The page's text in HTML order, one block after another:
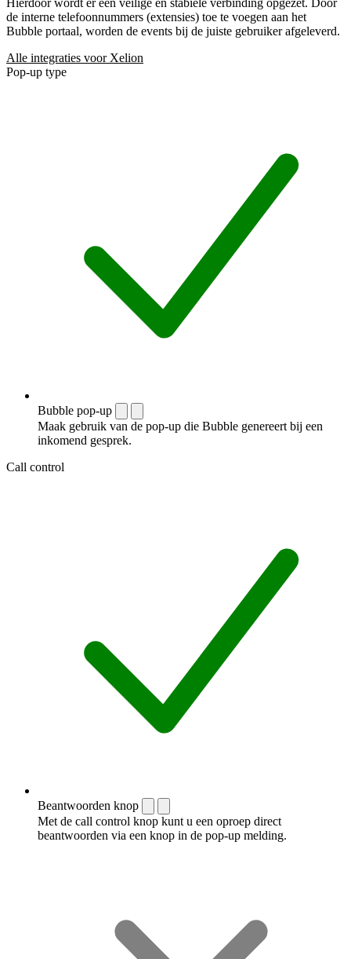
de interne telefoonnummers (extensies) toe te voegen aan het
Bubble portaal, worden de events bij de juiste gebruiker afgeleverd.
Alle integraties voor Xelion
Pop-up type
Bubble pop-up
Maak gebruik van de pop-up die Bubble genereert bij een
inkomend gesprek.
Call control
Beantwoorden knop
Met de call control knop kunt u een oproep direct
beantwoorden via een knop in de pop-up melding.